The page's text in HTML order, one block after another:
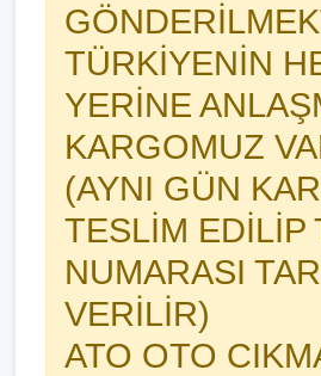
TÜRKİYENİN
YERİNE
KARGOMUZ
(AYNI GÜN
TESLİM EDİLİP
NUMARASI
VERİLİR)
ATO OTO